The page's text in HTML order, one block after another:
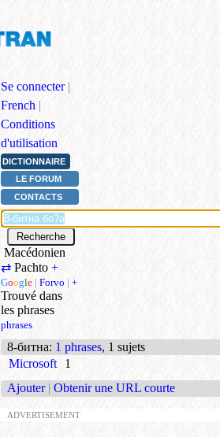
Se connecter |
French |
Conditions
d'utilisation
DICTIONNAIRE
LE FORUM
CONTACTS
Macédonien
⇄ Pachto +
Google | Forvo | +
Trouvé dans
les phrases
phrases
8-битна: 1 phrases, 1 sujets
Microsoft
1
Ajouter | Obtenir une URL courte
ADVERTISEMENT